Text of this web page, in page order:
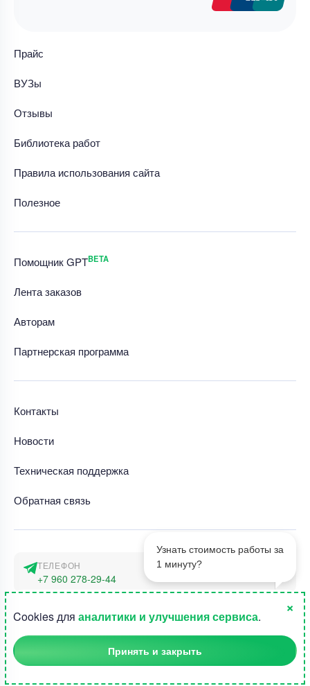
1
Узнать стоимость работы за
1 минуту?
Прайс
ВУЗы
Отзывы
Библиотека работ
Правила использования сайта
Полезное
Помощник GPTBETA
Лента заказов
Авторам
Партнерская программа
Контакты
Новости
Техническая поддержка
Обратная связь
ТЕЛЕФОН
+7 960 278-29-44
г. Москва, наб. Тараса Шевченко 23а
©2015-2026, Студландия -
Cookies для аналитики и улучшения сервиса.
×
Принять и закрыть